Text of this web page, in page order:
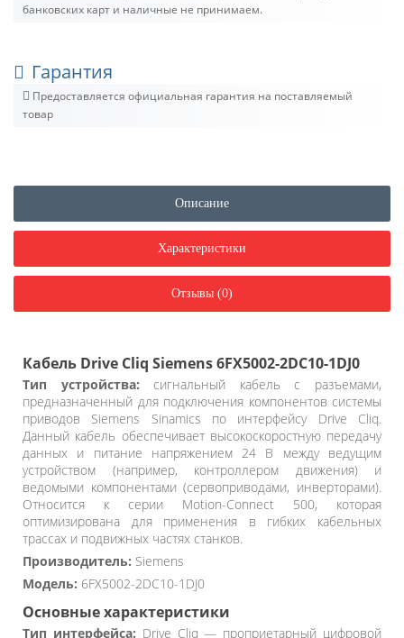
банковских карт и наличные не принимаем.
Гарантия
Предоставляется официальная гарантия на поставляемый
товар
Описание
Характеристики
Отзывы (0)
Кабель Drive Cliq Siemens 6FX5002-2DC10-1DJ0
Тип устройства: сигнальный кабель с разъемами,
предназначенный для подключения компонентов системы
приводов Siemens Sinamics по интерфейсу Drive Cliq.
Данный кабель обеспечивает высокоскоростную передачу
данных и питание напряжением 24 В между ведущим
устройством (например, контроллером движения) и
ведомыми компонентами (сервоприводами, инверторами).
Относится к серии Motion-Connect 500, которая
оптимизирована для применения в гибких кабельных
трассах и подвижных частях станков.
Производитель: Siemens
Модель: 6FX5002-2DC10-1DJ0
Основные характеристики
Тип интерфейса: Drive Cliq — проприетарный цифровой